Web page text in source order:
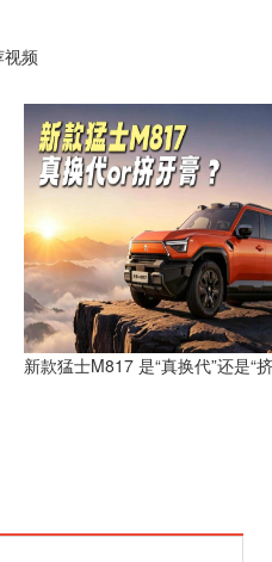
视频
新款猛士M817 是“真换代”还是“